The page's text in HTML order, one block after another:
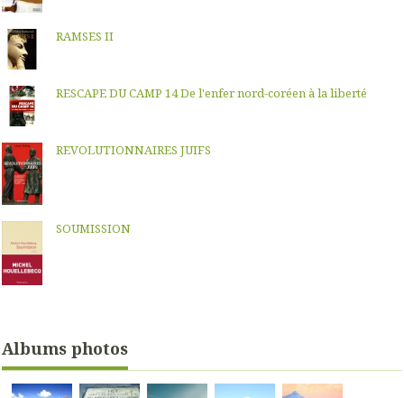
RAMSES II
RESCAPE DU CAMP 14 De l'enfer nord-coréen à la liberté
REVOLUTIONNAIRES JUIFS
SOUMISSION
Albums photos